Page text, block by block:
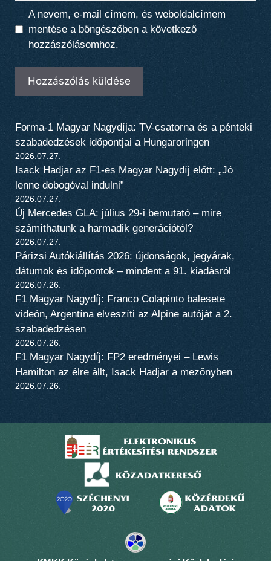
A nevem, e-mail címem, és weboldalcímem
mentése a böngészőben a következő
hozzászólásomhoz.
Forma-1 Magyar Nagydíja: TV-csatorna és a pénteki
szabadedzések időpontjai a Hungaroringen
2026.07.27.
Isack Hadjar az F1-es Magyar Nagydíj előtt: „Jó
lenne dobogóval indulni”
2026.07.27.
Új Mercedes GLA: július 29-i bemutató – mire
számíthatunk a harmadik generációtól?
2026.07.27.
Párizsi Autókiállítás 2026: újdonságok, jegyárak,
dátumok és időpontok – mindent a 91. kiadásról
2026.07.26.
F1 Magyar Nagydíj: Franco Colapinto balesete
videón, Argentína elveszíti az Alpine autóját a 2.
szabadedzésen
2026.07.26.
F1 Magyar Nagydíj: FP2 eredményei – Lewis
Hamilton az élre állt, Isack Hadjar a mezőnyben
2026.07.26.